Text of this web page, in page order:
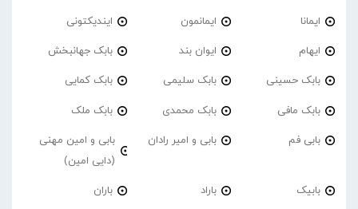
ایمانا ایمانمون ایندیکتونی
ایهام ایوان بند بابک جهانبخش
بابک حسینی بابک سلیمی بابک کمایی
بابک مافی بابک محمدی بابک ملک
بابی فم بابی و امیر رادان
بابی و امین مهنی
(دایی امین)
بابیک باراد باران